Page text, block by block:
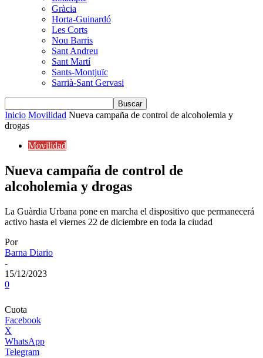
Gràcia
Horta-Guinardó
Les Corts
Nou Barris
Sant Andreu
Sant Martí
Sants-Montjuïc
Sarrià-Sant Gervasi
Inicio Movilidad Nueva campaña de control de alcoholemia y
drogas
Movilidad
Nueva campaña de control de
alcoholemia y drogas
La Guàrdia Urbana pone en marcha el dispositivo que permanecerá
activo hasta el viernes 22 de diciembre en toda la ciudad
Por
Barna Diario
-
15/12/2023
0
Cuota
Facebook
X
WhatsApp
Telegram